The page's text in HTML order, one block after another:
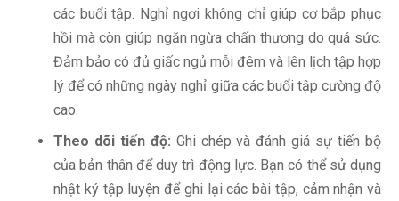
các buổi tập. Nghỉ ngơi không chỉ giúp cơ bắp phục
hồi mà còn giúp ngăn ngừa chấn thương do quá sức.
Đảm bảo có đủ giấc ngủ mỗi đêm và lên lịch tập hợp
lý để có những ngày nghỉ giữa các buổi tập cường độ
cao.
Theo dõi tiến độ: Ghi chép và đánh giá sự tiến bộ
của bản thân để duy trì động lực. Bạn có thể sử dụng
nhật ký tập luyện để ghi lại các bài tập, cảm nhận và